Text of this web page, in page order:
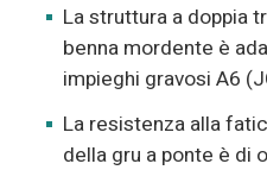
La struttura a doppia
benna mordente è
impieghi gravosi A6
La resistenza alla
della gru a ponte è di